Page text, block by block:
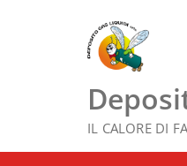
IL CALORE DI